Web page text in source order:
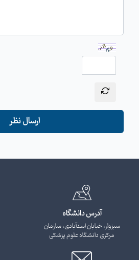
ارسال نظر
آدرس دانشگاه
سبزوار، خیابان اسدآبادی، سازمان
مرکزی دانشگاه علوم پزشکی